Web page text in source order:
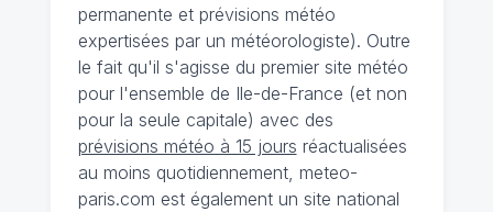
permanente et prévisions météo
expertisées par un météorologiste). Outre
le fait qu'il s'agisse du premier site météo
pour l'ensemble de Ile-de-France (et non
pour la seule capitale) avec des
prévisions météo à 15 jours réactualisées
au moins quotidiennement, meteo-
paris.com est également un site national